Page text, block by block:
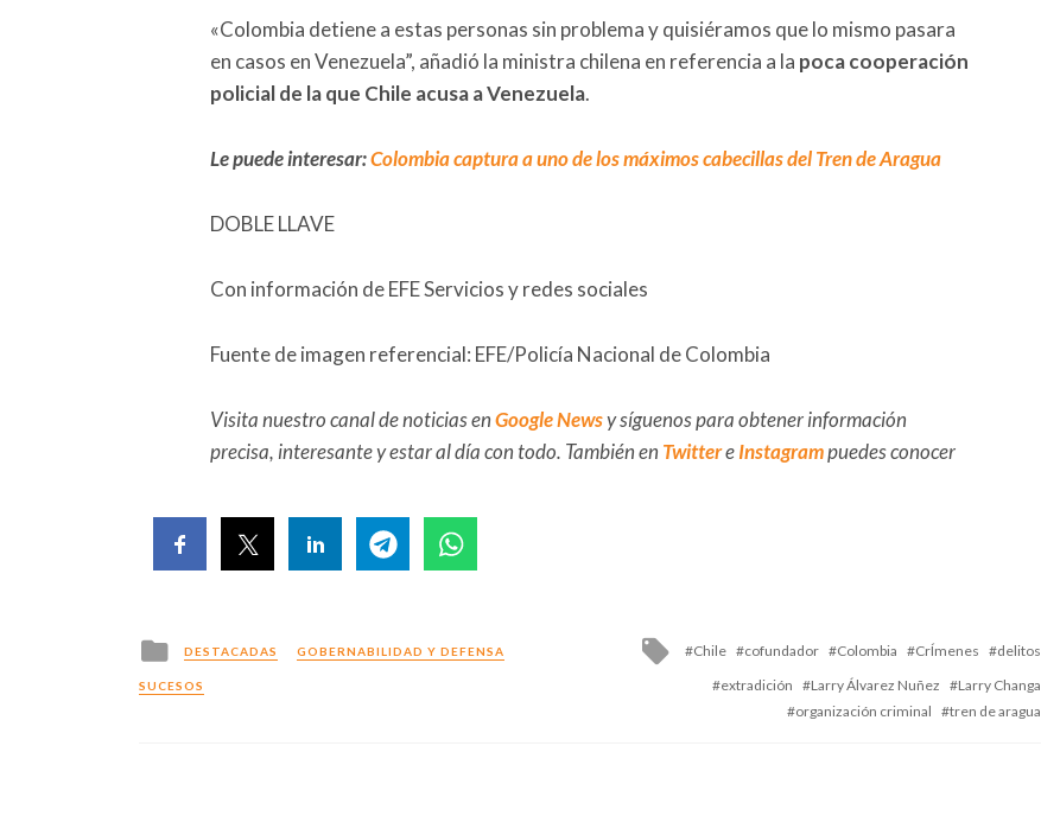
«Colombia detiene a estas personas sin problema y quisiéramos que lo mismo pasara
en casos en Venezuela”, añadió la ministra chilena en referencia a la poca cooperación
policial de la que Chile acusa a Venezuela.
Le puede interesar:Colombia captura a uno de los máximos cabecillas del Tren de Aragua
DOBLE LLAVE
Con información de EFE Servicios y redes sociales
Fuente de imagen referencial: EFE/Policía Nacional de Colombia
Visita nuestro canal de noticias enGoogle Newsy síguenos para obtener información
precisa, interesante y estar al día con todo. También en TwittereInstagrampuedes conocer
Posted
in
DESTACADAS GOBERNABILIDAD Y DEFENSA
SUCESOS
Tagged
Chile cofundador Colombia CrÍmenes
delitos
extradición
Larry Álvarez Nuñez
Larry Changa
organización criminal
tren de aragua